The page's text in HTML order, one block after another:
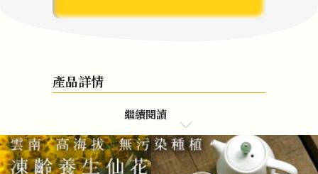
產品詳情
繼續閱讀